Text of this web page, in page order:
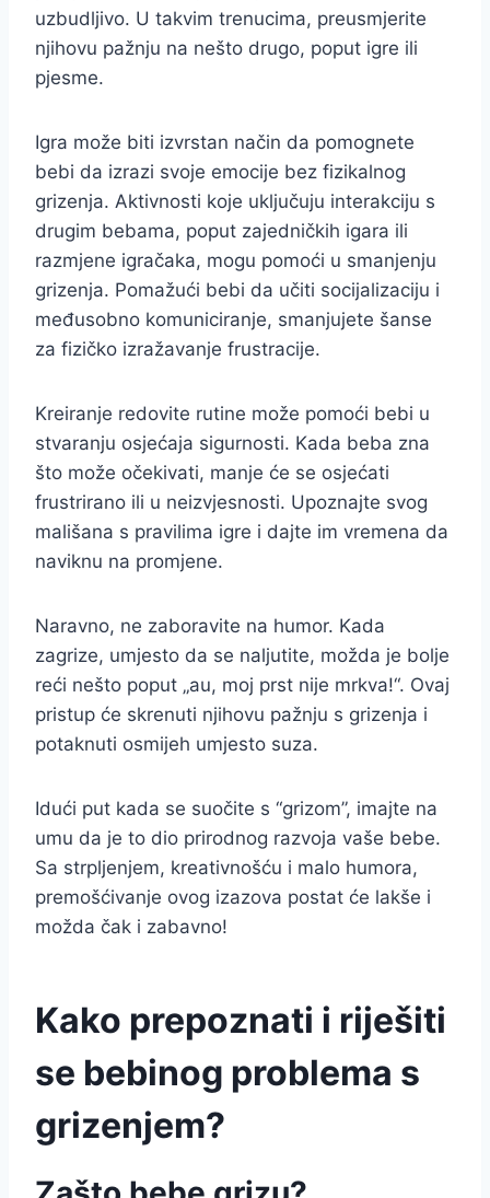
uzbudljivo. U takvim trenucima, preusmjerite
njihovu pažnju na nešto drugo, poput igre ili
pjesme.
Igra može biti izvrstan način da pomognete
bebi da izrazi svoje emocije bez fizikalnog
grizenja. Aktivnosti koje uključuju interakciju s
drugim bebama, poput zajedničkih igara ili
razmjene igračaka, mogu pomoći u smanjenju
grizenja. Pomažući bebi da učiti socijalizaciju i
međusobno komuniciranje, smanjujete šanse
za fizičko izražavanje frustracije.
Kreiranje redovite rutine može pomoći bebi u
stvaranju osjećaja sigurnosti. Kada beba zna
što može očekivati, manje će se osjećati
frustrirano ili u neizvjesnosti. Upoznajte svog
mališana s pravilima igre i dajte im vremena da
naviknu na promjene.
Naravno, ne zaboravite na humor. Kada
zagrize, umjesto da se naljutite, možda je bolje
reći nešto poput „au, moj prst nije mrkva!“. Ovaj
pristup će skrenuti njihovu pažnju s grizenja i
potaknuti osmijeh umjesto suza.
Idući put kada se suočite s “grizom”, imajte na
umu da je to dio prirodnog razvoja vaše bebe.
Sa strpljenjem, kreativnošću i malo humora,
premošćivanje ovog izazova postat će lakše i
možda čak i zabavno!
Kako prepoznati i riješiti
se bebinog problema s
grizenjem?